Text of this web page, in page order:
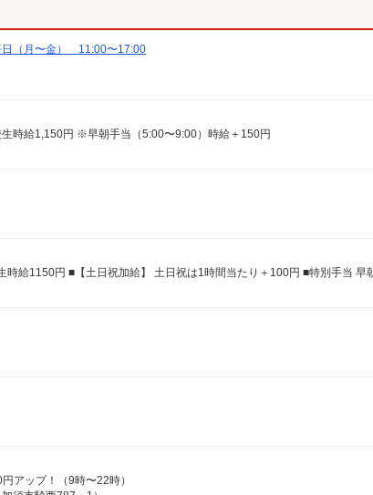
日（月〜金） 11:00〜17:00
時給1,150円 ※早朝手当（5:00〜9:00）時給＋150円
アップ！（9時〜22時）